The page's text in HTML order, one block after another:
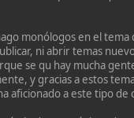
monólogos en el tema
ni abrir temas
se qu hay mucha
y gracias a estos
aficionado a este tipo de